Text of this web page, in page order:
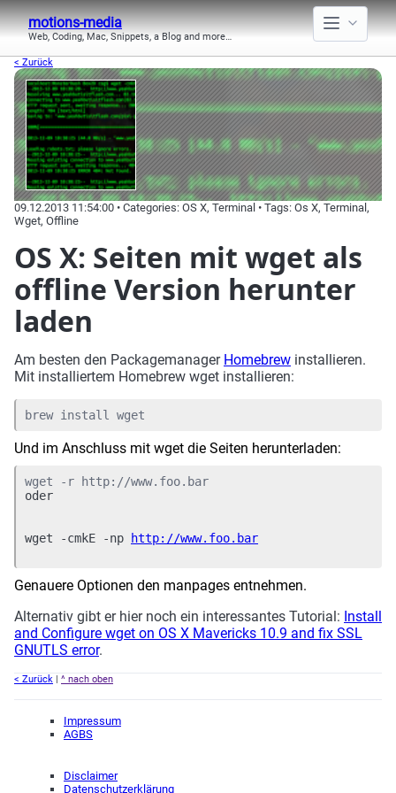
motions-media
Web, Coding, Mac, Snippets, a Blog and more…
< Zurück
09.12.2013 11:54:00 • Categories: OS X, Terminal • Tags: Os X, Terminal,
Wget, Offline
OS X: Seiten mit wget als
offline Version herunter
laden
Am besten den Packagemanager Homebrew installieren.
Mit installiertem Homebrew wget installieren:
brew install wget
Und im Anschluss mit wget die Seiten herunterladen:
oder
wget -cmkE -np http://www.foo.bar
Genauere Optionen den manpages entnehmen.
Alternativ gibt er hier noch ein interessantes Tutorial: Install
and Configure wget on OS X Mavericks 10.9 and fix SSL
GNUTLS error.
< Zurück | ^ nach oben
Impressum
AGBS
Disclaimer
Datenschutzerklärung